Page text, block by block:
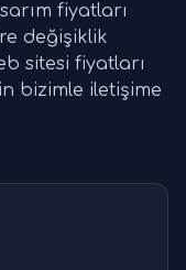
fiyatları
değişiklik
sitesi fiyatları
bizimle iletişime